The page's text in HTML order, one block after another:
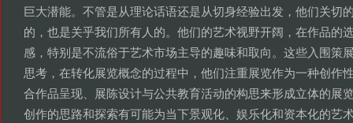
巨大潜能。 不管是从理论话语还是从切身经验出发， 他们关切
的 ， 也是关乎我们所有人的。 他们的艺术视野开阔 ， 在作品的
感， 特别是不流俗于艺术市场主导的趣味和取向 。 这些入围策
思考， 在转化展览概念的过程中 ， 他们注重展览作为一种创作
合作品呈现、
展陈设计与公共教育活动的构思来形成立体的展
创作的思路和探索有可能为当下景观化、 娱乐化和资本化的艺